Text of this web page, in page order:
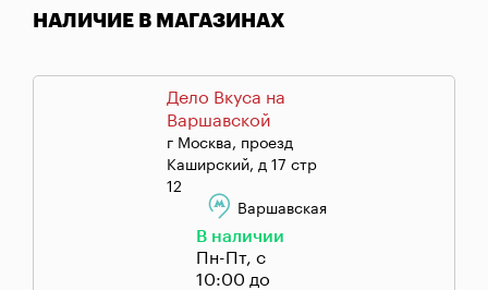
НАЛИЧИЕ В МАГАЗИНАХ
Дело Вкуса на
Варшавской
г Москва, проезд
Каширский, д 17 стр
12
Варшавская
В наличии
Пн-Пт, с
10:00 до